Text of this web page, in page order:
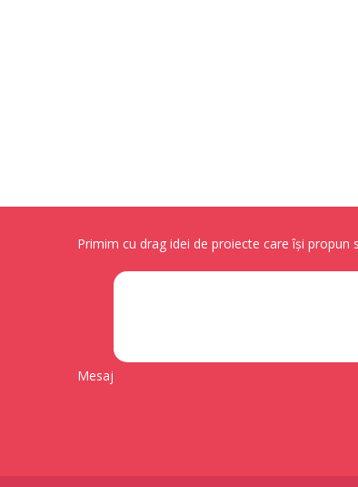
Primim cu drag idei de proiecte care își propun
Mesaj